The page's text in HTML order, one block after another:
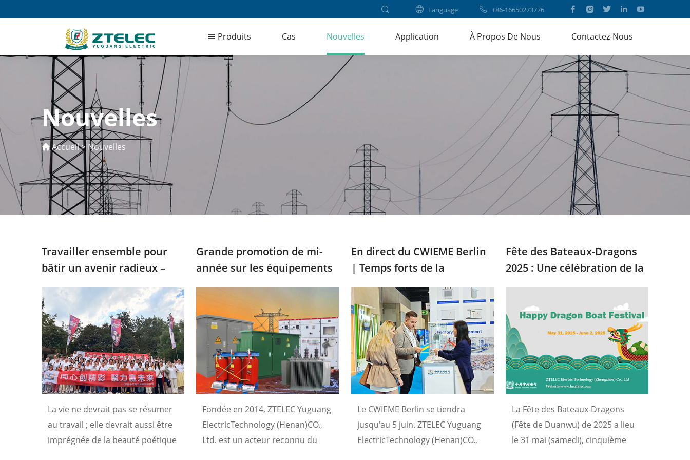
Language +86-16650273776
Produits Cas Nouvelles Application À Propos De Nous Contactez-Nous
Nouvelles
Accueil> Nouvelles
Travailler ensemble pour
bâtir un avenir radieux –
Chongdugou
La vie ne devrait pas se résumer
au travail ; elle devrait aussi être
imprégnée de la beauté poétique
Grande promotion de mi-
année sur les équipements
électriques
Fondée en 2014, ZTELEC Yuguang
ElectricTechnology (Henan)CO.,
Ltd. est un acteur reconnu du
En direct du CWIEME Berlin
| Temps forts de la
première journée avec
ZtelecTransformer
Le CWIEME Berlin se tiendra
jusqu'au 5 juin. ZTELEC Yuguang
ElectricTechnology (Henan)CO.,
Fête des Bateaux-Dragons
2025 : Une célébration de la
tradition et de l’innovation
La Fête des Bateaux-Dragons
(Fête de Duanwu) de 2025 a lieu
le 31 mai (samedi), cinquième